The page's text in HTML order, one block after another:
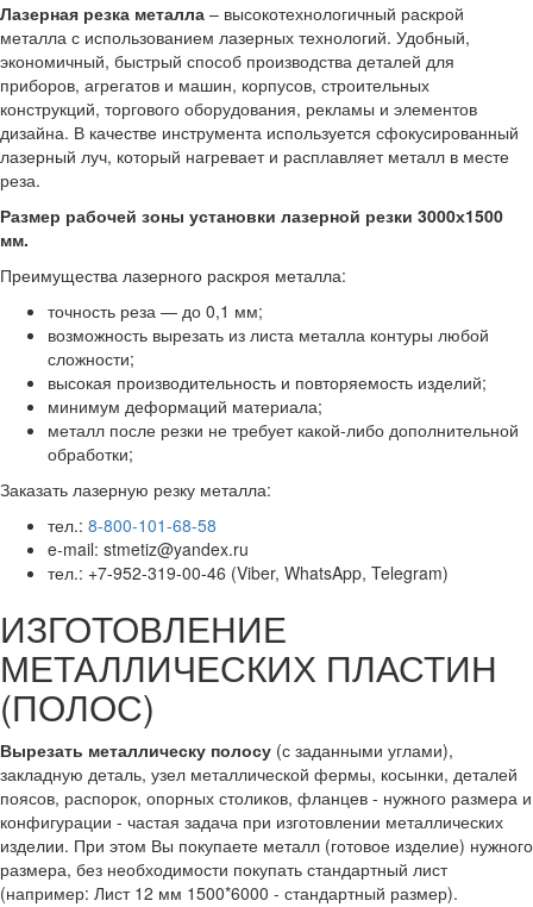
Лазерная резка металла – высокотехнологичный раскрой
металла с использованием лазерных технологий. Удобный,
экономичный, быстрый способ производства деталей для
приборов, агрегатов и машин, корпусов, строительных
конструкций, торгового оборудования, рекламы и элементов
дизайна. В качестве инструмента используется сфокусированный
лазерный луч, который нагревает и расплавляет металл в месте
реза.
Размер рабочей зоны установки лазерной резки 3000х1500
мм.
Преимущества лазерного раскроя металла:
точность реза — до 0,1 мм;
возможность вырезать из листа металла контуры любой
сложности;
высокая производительность и повторяемость изделий;
минимум деформаций материала;
металл после резки не требует какой-либо дополнительной
обработки;
Заказать лазерную резку металла:
тел.: 8-800-101-68-58
e-mail: stmetiz@yandex.ru
тел.: +7-952-319-00-46 (Viber, WhatsApp, Telegram)
ИЗГОТОВЛЕНИЕ
МЕТАЛЛИЧЕСКИХ ПЛАСТИН
(ПОЛОС)
Вырезать металлическу полосу (с заданными углами),
закладную деталь, узел металлической фермы, косынки, деталей
поясов, распорок, опорных столиков, фланцев - нужного размера и
конфигурации - частая задача при изготовлении металлических
изделии. При этом Вы покупаете металл (готовое изделие) нужного
размера, без необходимости покупать стандартный лист
(например: Лист 12 мм 1500*6000 - стандартный размер).